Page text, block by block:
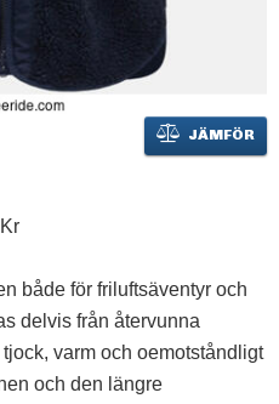
JÄMFÖR
både för friluftsäventyr och
delvis från återvunna
varm och oemotståndligt
och den längre